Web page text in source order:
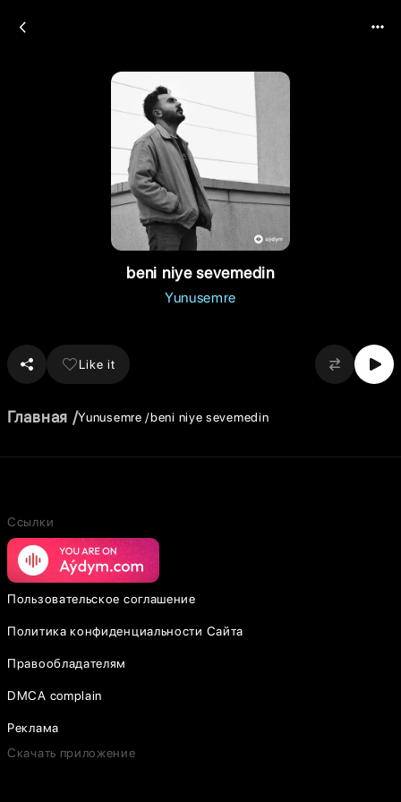
beni niye sevemedin
Yunusemre
Like it
Главная Yunusemre beni niye sevemedin
Ссылки
Пользовательское соглашение
Политика конфиденциальности Сайта
Правообладателям
DMCA complain
Реклама
Скачать приложение